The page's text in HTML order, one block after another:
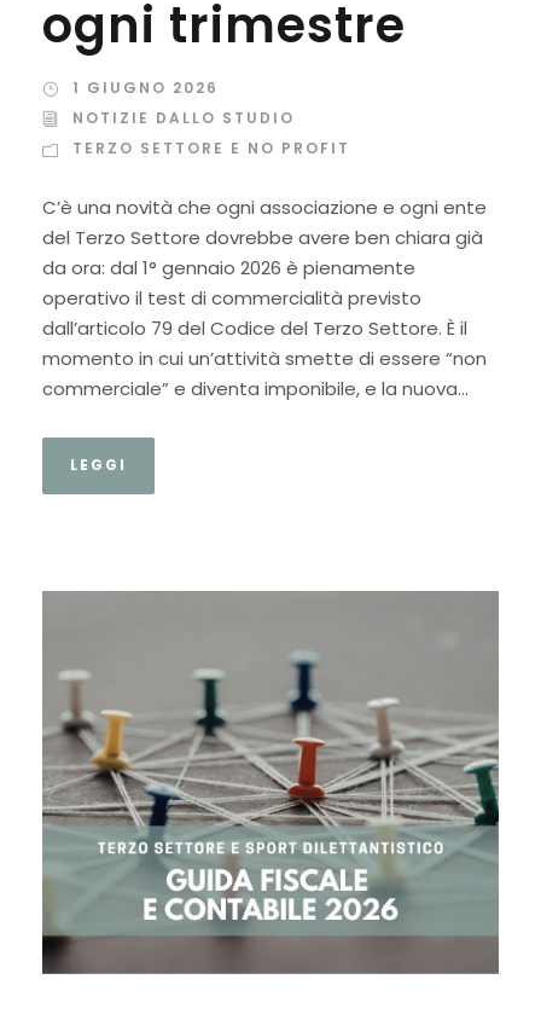
ogni trimestre
1 GIUGNO 2026
NOTIZIE DALLO STUDIO
TERZO SETTORE E NO PROFIT
C’è una novità che ogni associazione e ogni ente
del Terzo Settore dovrebbe avere ben chiara già
da ora: dal 1° gennaio 2026 è pienamente
operativo il test di commercialità previsto
dall’articolo 79 del Codice del Terzo Settore. È il
momento in cui un’attività smette di essere “non
commerciale” e diventa imponibile, e la nuova...
LEGGI